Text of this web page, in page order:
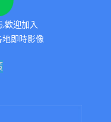
歡迎加入
即時影像